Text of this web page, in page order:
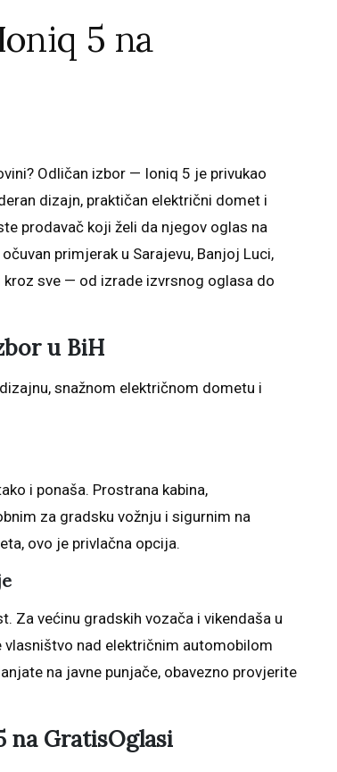
5 na
Odličan izbor — Ioniq 5 je privukao
dizajn, praktičan električni domet i
prodavač koji želi da njegov oglas na
primjerak u Sarajevu, Banjoj Luci,
sve — od izrade izvrsnog oglasa do
u BiH
snažnom električnom dometu i
i ponaša. Prostrana kabina,
za gradsku vožnju i sigurnim na
ovo je privlačna opcija.
Za većinu gradskih vozača i vikendaša u
nad električnim automobilom
na javne punjače, obavezno provjerite
na GratisOglasi